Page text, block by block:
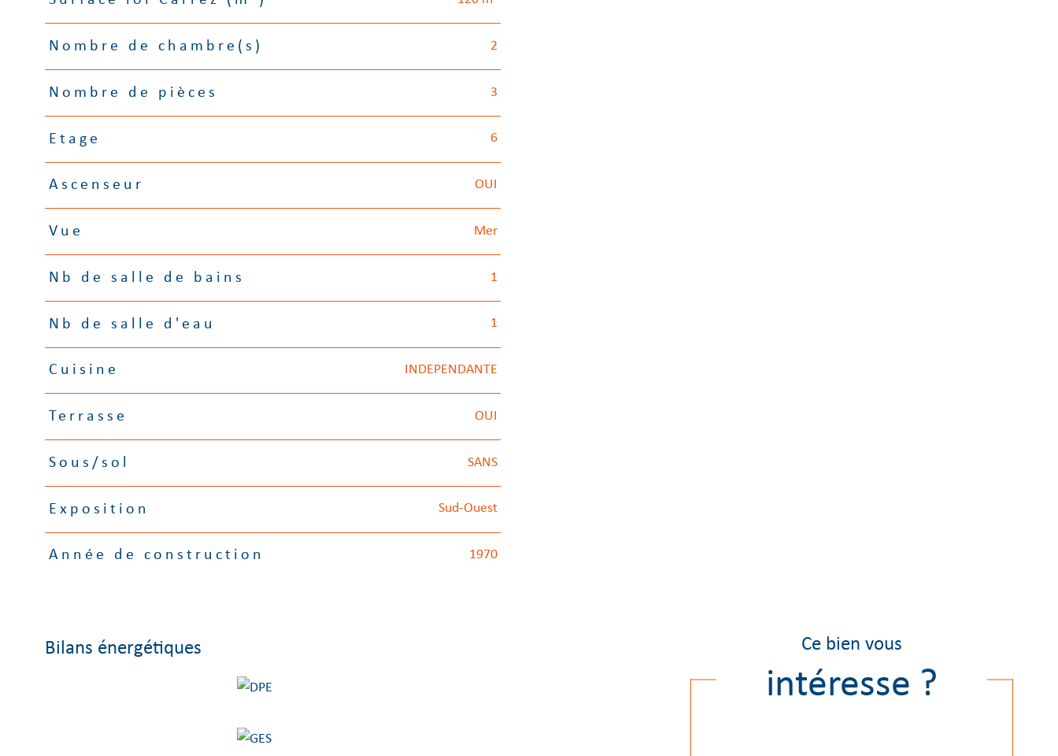
Nombre de chambre(s) 2
Nombre de pièces 3
Etage 6
Ascenseur OUI
Vue Mer
Nb de salle de bains 1
Nb de salle d'eau 1
Cuisine INDEPENDANTE
Terrasse OUI
Sous/sol SANS
Exposition Sud-Ouest
Année de construction 1970
Bilans énergétiques Ce bien vous
intéresse ?